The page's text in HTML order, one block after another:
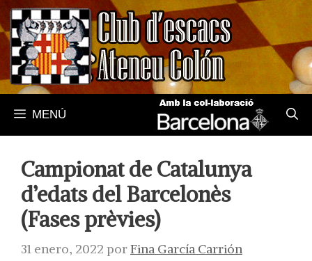
Saltar
al
contenido
MENÚ
Campionat de Catalunya
d’edats del Barcelonès
(Fases prèvies)
31 enero, 2022 porFina García Carrión